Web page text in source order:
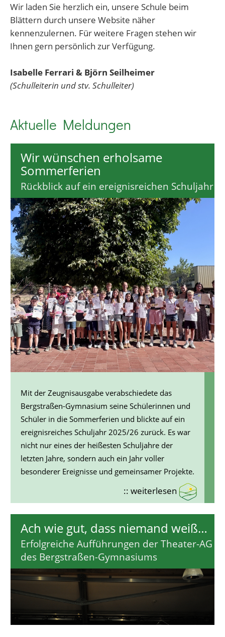
Wir laden Sie herzlich ein, unsere Schule beim
Blättern durch unsere Website näher
kennenzulernen. Für weitere Fragen stehen wir
Ihnen gern persönlich zur Verfügung.
Isabelle Ferrari & Björn Seilheimer
(Schulleiterin und stv. Schulleiter)
Aktuelle Meldungen
Wir wünschen erholsame
Sommerferien
Rückblick auf ein ereignisreichen Schuljahr
Mit der Zeugnisausgabe verabschiedete das
Bergstraßen-Gymnasium seine Schülerinnen und
Schüler in die Sommerferien und blickte auf ein
ereignisreiches Schuljahr 2025/26 zurück. Es war
nicht nur eines der heißesten Schuljahre der
letzten Jahre, sondern auch ein Jahr voller
besonderer Ereignisse und gemeinsamer Projekte.
:: weiterlesen
Ach wie gut, dass niemand weiß…
Erfolgreiche Aufführungen der Theater-AG
des Bergstraßen-Gymnasiums